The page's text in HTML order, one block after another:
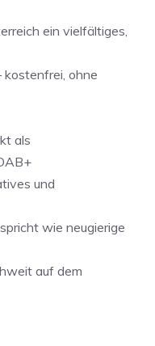
ein vielfältiges,
ohne
als
und
wie neugierige
auf dem